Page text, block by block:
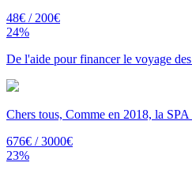
48€ / 200€
24%
De l'aide pour financer le voyage
Chers tous, Comme en 2018, la SPA
676€ / 3000€
23%